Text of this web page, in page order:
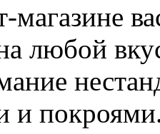
магазине
любой
и